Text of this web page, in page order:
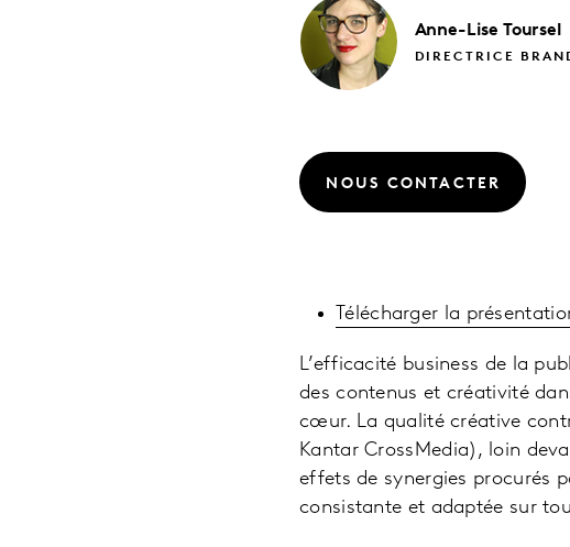
Anne-Lise Toursel
DIRECTRICE
NOUS CONTACTER
Télécharger la
L’efficacité business de la
des contenus et créativité
cœur. La qualité créative
Kantar CrossMedia), loin
effets de synergies procurés
consistante et adaptée sur